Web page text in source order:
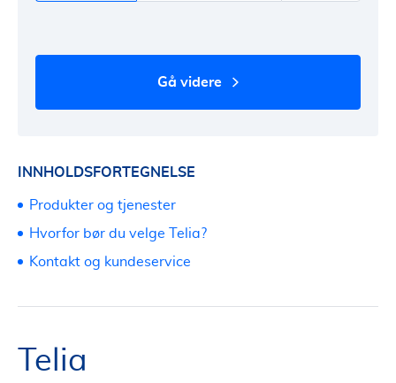
Telia
gå videre
INNHOLDSFORTEGNELSE
Produkter og tjenester
Hvorfor bør du velge Telia?
Kontakt og kundeservice